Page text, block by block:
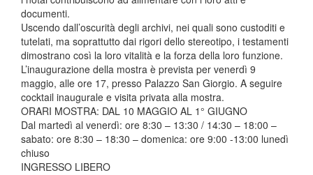
documenti.
Uscendo dall’oscurità degli archivi, nei quali sono custoditi e
tutelati, ma soprattutto dai rigori dello stereotipo, i testamenti
dimostrano così la loro vitalità e la forza della loro funzione.
L’inaugurazione della mostra è prevista per venerdì 9
maggio, alle ore 17, presso Palazzo San Giorgio. A seguire
cocktail inaugurale e visita privata alla mostra.
ORARI MOSTRA: DAL 10 MAGGIO AL 1° GIUGNO
Dal martedì al venerdì: ore 8:30 – 13:30 / 14:30 – 18:00 –
sabato: ore 8:30 – 18:30 – domenica: ore 9:00 -13:00 lunedì
chiuso
INGRESSO LIBERO